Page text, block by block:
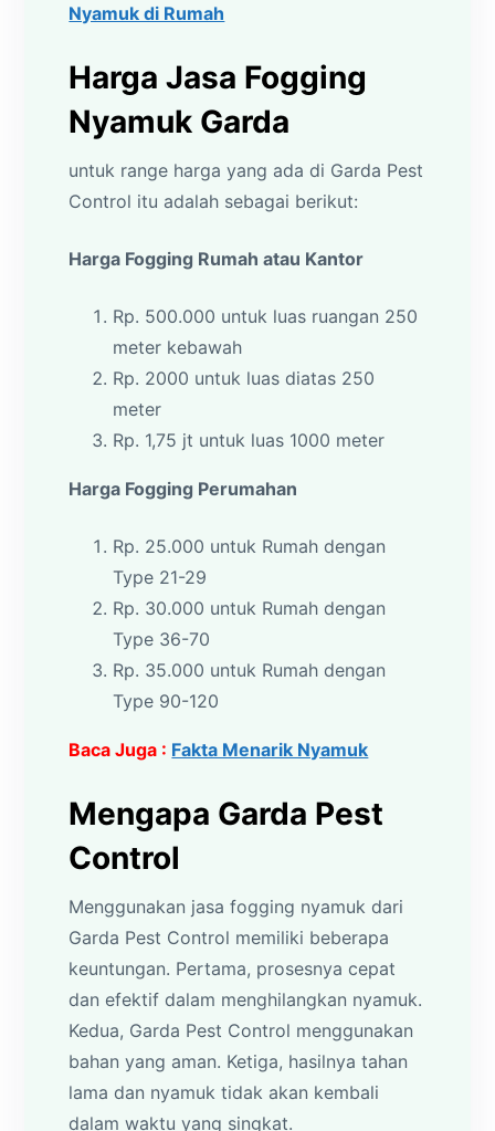
Nyamuk di Rumah
Harga Jasa Fogging
Nyamuk Garda
untuk range harga yang ada di Garda Pest
Control itu adalah sebagai berikut:
Harga Fogging Rumah atau Kantor
Rp. 500.000 untuk luas ruangan 250
meter kebawah
Rp. 2000 untuk luas diatas 250
meter
Rp. 1,75 jt untuk luas 1000 meter
Harga Fogging Perumahan
Rp. 25.000 untuk Rumah dengan
Type 21-29
Rp. 30.000 untuk Rumah dengan
Type 36-70
Rp. 35.000 untuk Rumah dengan
Type 90-120
Baca Juga : Fakta Menarik Nyamuk
Mengapa Garda Pest
Control
Menggunakan jasa fogging nyamuk dari
Garda Pest Control memiliki beberapa
keuntungan. Pertama, prosesnya cepat
dan efektif dalam menghilangkan nyamuk.
Kedua, Garda Pest Control menggunakan
bahan yang aman. Ketiga, hasilnya tahan
lama dan nyamuk tidak akan kembali
dalam waktu yang singkat.